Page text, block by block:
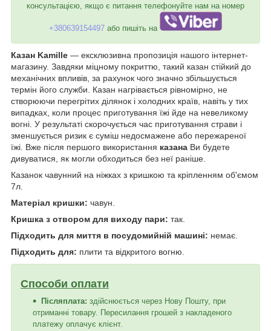
консультацією, якщо є питання телефонуйте нам на номер
+380639154497 або пишіть на
Казан Kamille — ексклюзивна пропозиція нашого інтернет-
магазину. Завдяки міцному покриттю, такий казан стійкий до
механічних впливів, за рахунок чого значно збільшується
термін його служби. Казан нагрівається рівномірно, не
створюючи перегрітих ділянок і холодних країв, навіть у тих
випадках, коли процес приготування їжі йде на невеликому
вогні. У результаті скорочується час приготування страви і
зменшується ризик є суміш недосмажене або пережареної
їжі. Вже після першого використання казана Ви будете
дивуватися, як могли обходиться без неї раніше.
Казанок чавунний на ніжках з кришкою та кріпленням об'ємом
7л.
Матеріал кришки: чавун.
Кришка з отвором для виходу пари: так.
Підходить для миття в посудомийній машині: немає.
Підходить для: плити та відкритого вогню.
Способи оплати
Післяплата: здійснюється через Нову Пошту, при
отриманні товару. Пересилання грошей з накладеного
платежу оплачує клієнт.